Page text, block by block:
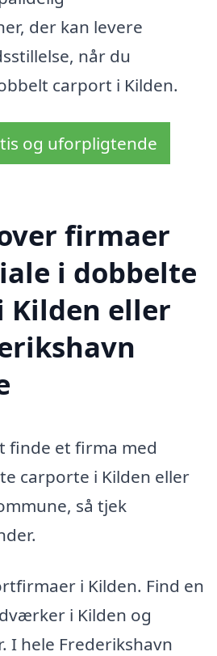
der kan levere
når du
carport i Kilden.
og uforpligtende
firmaer
i dobbelte
Kilden eller
finde et firma med
carporte i Kilden eller
så tjek
i Kilden. Find en
i Kilden og
I hele Frederikshavn